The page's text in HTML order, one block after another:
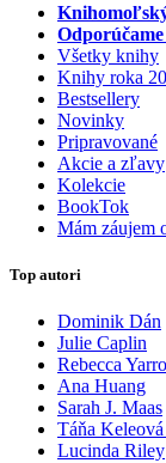
Všetky knihy
Knihy roka
Bestsellery
Novinky
Pripravované
Akcie a zľavy
Kolekcie
BookTok
Mám záujem
Top autori
Dominik Dán
Julie Caplin
Rebecca
Ana Huang
Sarah J. Maas
Táňa
Lucinda Riley